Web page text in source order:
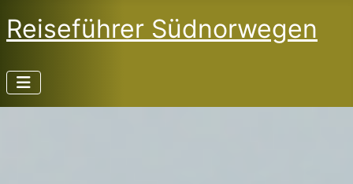
Reiseführer Südnorwegen